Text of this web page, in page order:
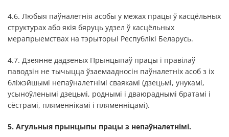
4.6. Любыя паўналетнія асобы у межах працы ў касцёльных
структурах або якія бяруць удзел ў касцёльных
мерапрыемствах на тэрыторыі Республікі Беларусь.
4.7. Дзеянне дадзеных Прынцыпаў працы і правілаў
паводзін не тычыцца ўзаемаадносін паўналетніх асоб з іх
бліжэйшымі непаўналетнімі сваякамі (дзецьмі, унукамі,
усыноўленымі дзецьмі, роднымі і дваюраднымі братамі і
сёстрамі, пляменнікамі і пляменніцамі).
5. Агульныя прынцыпы працы з непаўналетнімі.